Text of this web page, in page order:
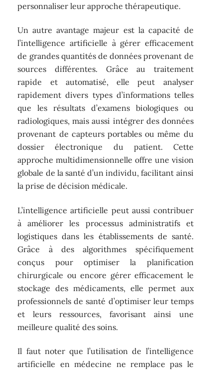
personnaliser leur approche thérapeutique.
Un autre avantage majeur est la capacité de
l’intelligence artificielle à gérer efficacement
de grandes quantités de données provenant de
sources différentes. Grâce au traitement
rapide et automatisé, elle peut analyser
rapidement divers types d’informations telles
que les résultats d’examens biologiques ou
radiologiques, mais aussi intégrer des données
provenant de capteurs portables ou même du
dossier électronique du patient. Cette
approche multidimensionnelle offre une vision
globale de la santé d’un individu, facilitant ainsi
la prise de décision médicale.
L’intelligence artificielle peut aussi contribuer
à améliorer les processus administratifs et
logistiques dans les établissements de santé.
Grâce à des algorithmes spécifiquement
conçus pour optimiser la planification
chirurgicale ou encore gérer efficacement le
stockage des médicaments, elle permet aux
professionnels de santé d’optimiser leur temps
et leurs ressources, favorisant ainsi une
meilleure qualité des soins.
Il faut noter que l’utilisation de l’intelligence
artificielle en médecine ne remplace pas le